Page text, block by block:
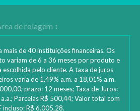
mais de 40 instituições financeiras. Os
variam de 6 a 36 meses por produto e
escolhida pelo cliente. A taxa de juros
varia de 1,49% a.m. a 18,01% a.m.
prazo: 12 meses; Taxa de Juros:
Parcelas R$ 500,44; Valor total com
incluso: R$ 6.005,28.